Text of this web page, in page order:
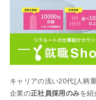
キャリアの浅い20代[人柄
企業の正社員採用のみを紹